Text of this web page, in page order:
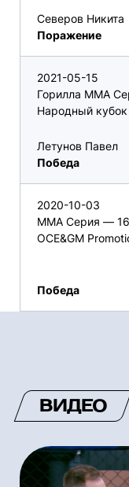
Северов Никита
Поражение
2021-05-15
Горилла ММА
Народный кубок
Летунов Павел
Победа
2020-10-03
ММА Серия — 16
OCE&GM
Победа
ВИДЕО